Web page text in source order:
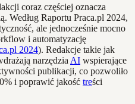
coraz częściej oznacza
Według Raportu Praca.pl 2024,
ale jednocześnie mocno
i automatyzację
2024). Redakcje takie jak
narzędzia AI wspierające
publikacji, co pozwoliło
i poprawić jakość treści